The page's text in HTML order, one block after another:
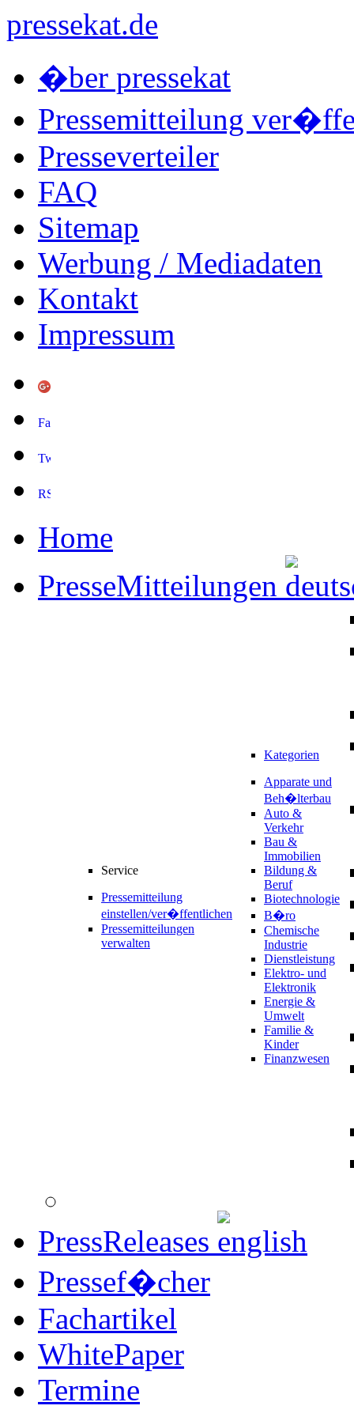
pressekat.de
�ber pressekat
Pressemitteilung
Presseverteiler
FAQ
Sitemap
Werbung / Mediadaten
Kontakt
Impressum
Home
PresseMitteilungen
Service
Pressemitteilung
einstellen/ver�ffentlichen
Pressemitteilungen
verwalten
Kategorien
Apparate und
Beh�lterbau
Auto &
Verkehr
Bau &
Immobilien
Bildung &
Beruf
Biotechnologie
B�ro
Chemische
Industrie
Dienstleistung
Elektro- und
Elektronik
Energie &
Umwelt
Familie &
Kinder
Finanzwesen
PressReleases
Pressef�cher
Fachartikel
WhitePaper
Termine